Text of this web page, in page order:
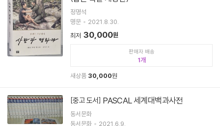
정명석
명문
2021.8.30.
최저 30,000원
판매자 배송
1
새상품 30,000원
[중고 도서] PASCAL 세계대백과사전
동서문화
동서문화
2021.6.9.